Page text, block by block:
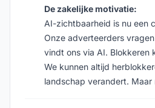
De zakelijke motivatie:
AI-zichtbaarheid is nu een
Onze adverteerders
vindt ons via AI. Blokkeren
We kunnen altijd
landschap verandert.